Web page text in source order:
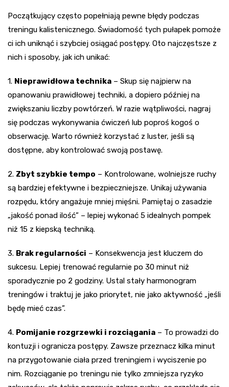
Początkujący często popełniają pewne błędy podczas
treningu kalistenicznego. Świadomość tych pułapek pomoże
ci ich uniknąć i szybciej osiągać postępy. Oto najczęstsze z
nich i sposoby, jak ich unikać:
1. Nieprawidłowa technika – Skup się najpierw na
opanowaniu prawidłowej techniki, a dopiero później na
zwiększaniu liczby powtórzeń. W razie wątpliwości, nagraj
się podczas wykonywania ćwiczeń lub poproś kogoś o
obserwację. Warto również korzystać z luster, jeśli są
dostępne, aby kontrolować swoją postawę.
2. Zbyt szybkie tempo – Kontrolowane, wolniejsze ruchy
są bardziej efektywne i bezpieczniejsze. Unikaj używania
rozpędu, który angażuje mniej mięśni. Pamiętaj o zasadzie
„jakość ponad ilość” – lepiej wykonać 5 idealnych pompek
niż 15 z kiepską techniką.
3. Brak regularności – Konsekwencja jest kluczem do
sukcesu. Lepiej trenować regularnie po 30 minut niż
sporadycznie po 2 godziny. Ustal stały harmonogram
treningów i traktuj je jako priorytet, nie jako aktywność „jeśli
będę mieć czas”.
4. Pomijanie rozgrzewki i rozciągania – To prowadzi do
kontuzji i ogranicza postępy. Zawsze przeznacz kilka minut
na przygotowanie ciała przed treningiem i wyciszenie po
nim. Rozciąganie po treningu nie tylko zmniejsza ryzyko